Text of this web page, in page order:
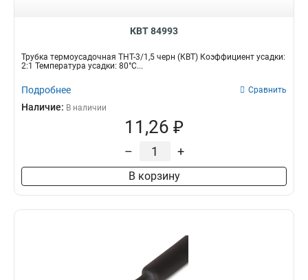
КВТ 84993
Трубка термоусадочная ТНТ-3/1,5 черн (КВТ) Коэффициент усадки:
2:1 Температура усадки: 80°С...
Подробнее Сравнить
Наличие: В наличии
11,26 ₽
– +
В корзину